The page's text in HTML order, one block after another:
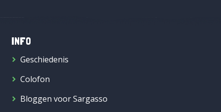
INFO
Geschiedenis
Colofon
Bloggen voor Sargasso